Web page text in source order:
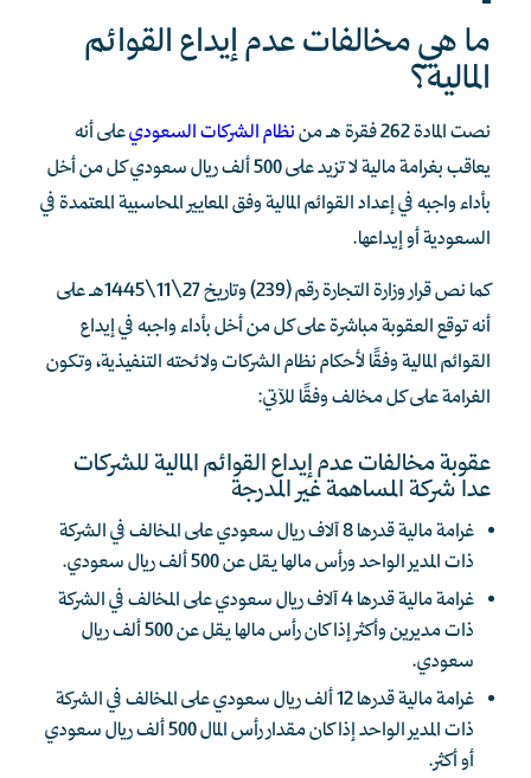
ما هي مخالفات عدم إيداع القوائم
المالية؟
نصت المادة 262 فقرة هـ من نظام الشركات السعوديعلى أنه
يعاقب بغرامة مالية لا تزيد على 500 ألف ريال سعودي كل من أخل
بأداء واجبه في إعداد القوائم المالية وفق المعايير المحاسبية المعتمدة في
السعودية أو إيداعها.
كما نص قرار وزارة التجارة رقم (239) وتاريخ 27\11\1445هـ على
أنه توقع العقوبة مباشرة على كل من أخل بأداء واجبه في إيداع
القوائم المالية وفقًا لأحكام نظام الشركات ولائحته التنفيذية، وتكون
الغرامة على كل مخالف وفقًا للآتي:
عقوبة مخالفات عدم إيداع القوائم المالية للشركات
عدا شركة المساهمة غير المدرجة
غرامة مالية قدرها 8 آلاف ريال سعودي على المخالف في الشركة
ذات المدير الواحد ورأس مالها يقل عن 500 ألف ريال سعودي.
غرامة مالية قدرها 4 آلاف ريال سعودي على المخالف في الشركة
ذات مديرين وأكثر إذا كان رأس مالها يقل عن 500 ألف ريال
سعودي.
غرامة مالية قدرها 12 ألف ريال سعودي على المخالف في الشركة
ذات المدير الواحد إذا كان مقدار رأس المال 500 ألف ريال سعودي
أو أكثر.